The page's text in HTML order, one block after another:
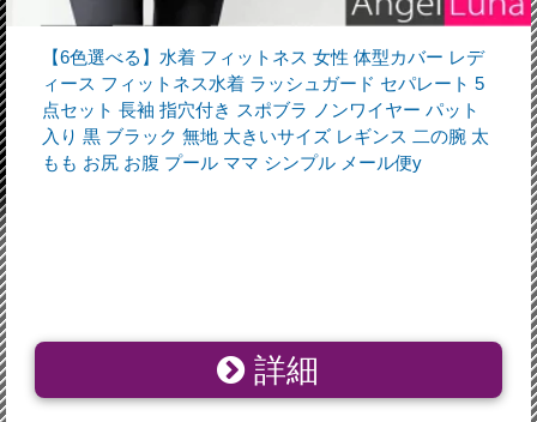
【6色選べる】水着 フィットネス 女性 体型カバー レデ
ィース フィットネス水着 ラッシュガード セパレート 5
点セット 長袖 指穴付き スポブラ ノンワイヤー パット
入り 黒 ブラック 無地 大きいサイズ レギンス 二の腕 太
もも お尻 お腹 プール ママ シンプル メール便y
詳細